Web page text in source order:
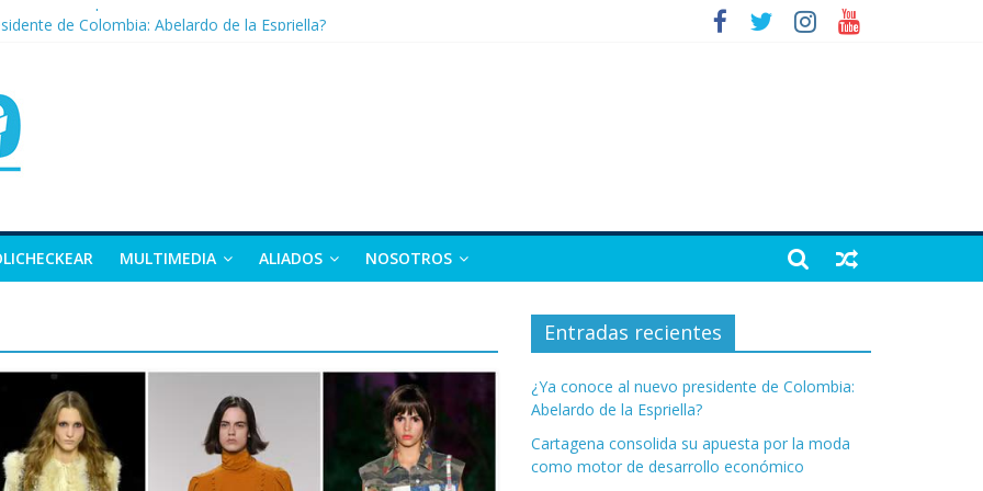
la tierra que vuelve a dar vida
exvicepresidente y figura clave de la política colombiana
y Nariño deja 21 muertos y más de 50 heridos
MULTIMEDIA ALIADOS NOSOTROS
Entradas recientes
¿Ya conoce al nuevo presidente de Colombia:
Abelardo de la Espriella?
Cartagena consolida su apuesta por la moda
como motor de desarrollo económico